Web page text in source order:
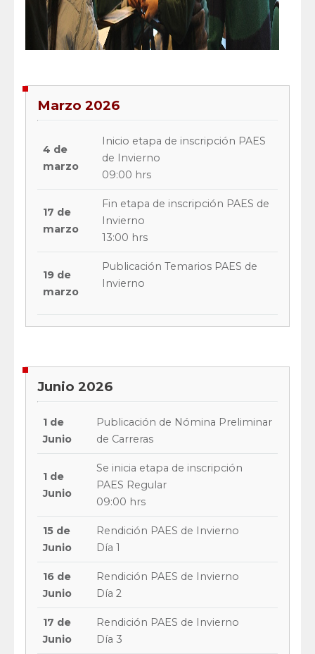
Marzo 2026
4 de
marzo
Inicio etapa de inscripción PAES
de Invierno
09:00 hrs
17 de
marzo
Fin etapa de inscripción PAES de
Invierno
13:00 hrs
19 de
marzo
Publicación Temarios PAES de
Invierno
Junio 2026
1 de
Junio
Publicación de Nómina Preliminar
de Carreras
1 de
Junio
Se inicia etapa de inscripción
PAES Regular
09:00 hrs
15 de
Junio
Rendición PAES de Invierno
Día 1
16 de
Junio
Rendición PAES de Invierno
Día 2
17 de
Junio
Rendición PAES de Invierno
Día 3